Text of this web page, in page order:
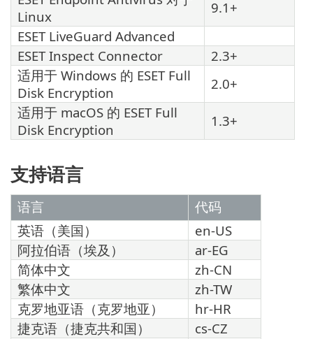
Linux
9.1+
ESET LiveGuard Advanced
ESET Inspect Connector
2.3+
适用于 Windows 的 ESET Full
Disk Encryption
2.0+
适用于 macOS 的 ESET Full
Disk Encryption
1.3+
支持语言
语言
代码
英语（美国）
en-US
阿拉伯语（埃及）
ar-EG
简体中文
zh-CN
繁体中文
zh-TW
克罗地亚语（克罗地亚）
hr-HR
捷克语（捷克共和国）
cs-CZ